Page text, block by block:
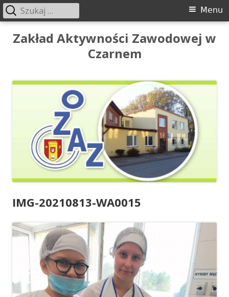
Przeskocz
Zakład Aktywności Zawodowej w
Czarnem
Menu
główne
Menu
Szukaj:
IMG-20210813-WA0015